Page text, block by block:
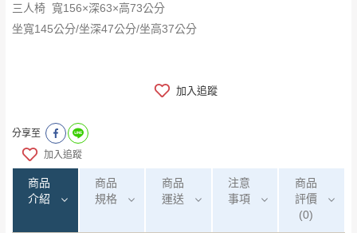
三人椅 寬156×深63×高73公分
坐寬145公分/坐深47公分/​​​​​​​​​​​​​​坐高37公分
加入追蹤
分享至
加入追蹤
商品
介紹
商品
規格
商品
運送
注意
事項
商品
評價
(0)